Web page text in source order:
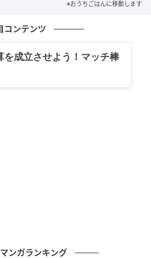
）……小さじ1/2※おうちごはんに移動します
コンテンツ
を成立させよう！マッチ棒
ンガランキング